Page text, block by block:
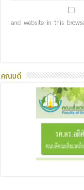
and website in this
คณบดี